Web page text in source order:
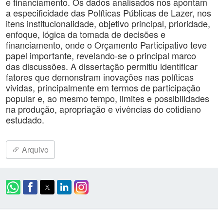
a especificidade das Políticas Públicas de Lazer, nos
itens institucionalidade, objetivo principal, prioridade,
enfoque, lógica da tomada de decisões e
financiamento, onde o Orçamento Participativo teve
papel importante, revelando-se o principal marco
das discussões. A dissertação permitiu identificar
fatores que demonstram inovações nas políticas
vividas, principalmente em termos de participação
popular e, ao mesmo tempo, limites e possibilidades
na produção, apropriação e vivências do cotidiano
estudado.
Arquivo